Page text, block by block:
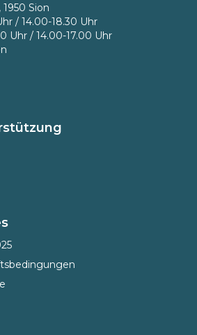
Sion
/ 14.00-18.30 Uhr
Uhr / 14.00-17.00 Uhr